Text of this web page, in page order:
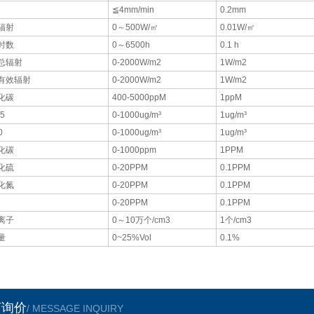
≦4mm/min
0.2mm
射
0～500W/㎡
0.01W/㎡
数
0～6500h
0.1 h
辐射
0-2000W/m2
1W/m2
效辐射
0-2000W/m2
1W/m2
碳
400-5000ppM
1ppM
0-1000ug/m³
1ug/m³
0-1000ug/m³
1ug/m³
碳
0-1000ppm
1PPM
硫
0-20PPM
0.1PPM
氮
0-20PPM
0.1PPM
0-20PPM
0.1PPM
子
0～10万个/cm3
1个/cm3
0~25%Vol 0.1%
价/ MESSAGE INQUIRY